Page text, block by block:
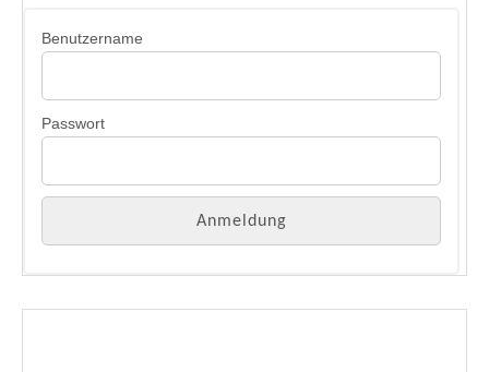
Benutzername
Passwort